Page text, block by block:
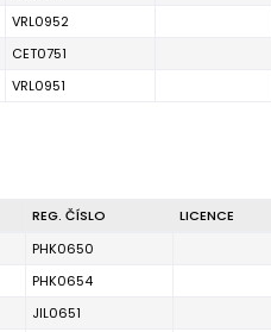
VRL0952
CET0751
VRL0951
REG. ČÍSLO LICENCE
PHK0650
PHK0654
JIL0651